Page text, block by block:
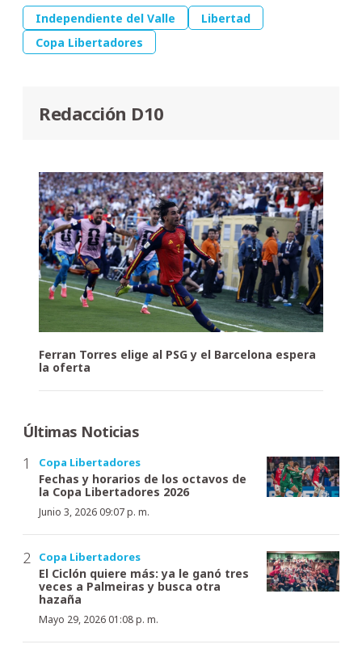
Independiente del Valle
Libertad
Copa Libertadores
Redacción D10
Ferran Torres elige al PSG y el Barcelona espera
la oferta
Últimas Noticias
Copa Libertadores
Fechas y horarios de los octavos de
la Copa Libertadores 2026
Junio 3, 2026 09:07 p. m.
Copa Libertadores
El Ciclón quiere más: ya le ganó tres
veces a Palmeiras y busca otra
hazaña
Mayo 29, 2026 01:08 p. m.